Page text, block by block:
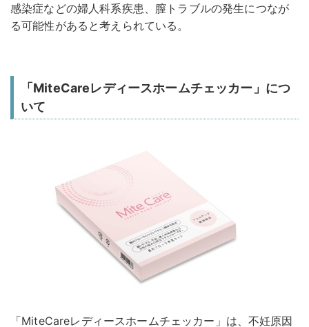
感染症などの婦人科系疾患、膣トラブルの発生につなが
る可能性があると考えられている。
「MiteCareレディースホームチェッカー」につ
いて
「MiteCareレディースホームチェッカー」は、不妊原因